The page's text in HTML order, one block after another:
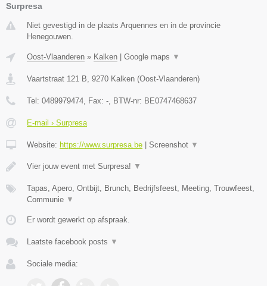
Surpresa
Niet gevestigd in de plaats Arquennes en in de provincie
Henegouwen.
Oost-Vlaanderen » Kalken Google maps ▼
Vaartstraat 121 B 9270 Kalken (Oost-Vlaanderen)
Tel: 0489979474 , Fax: - , BTW-nr: BE0747468637
E-mail › Surpresa
Website: https://www.surpresa.be Screenshot ▼
Vier jouw event met Surpresa! ▼
Tapas, Apero, Ontbijt, Brunch, Bedrijfsfeest, Meeting, Trouwfeest,
Communie ▼
Er wordt gewerkt op afspraak.
Laatste facebook posts ▼
Sociale media: